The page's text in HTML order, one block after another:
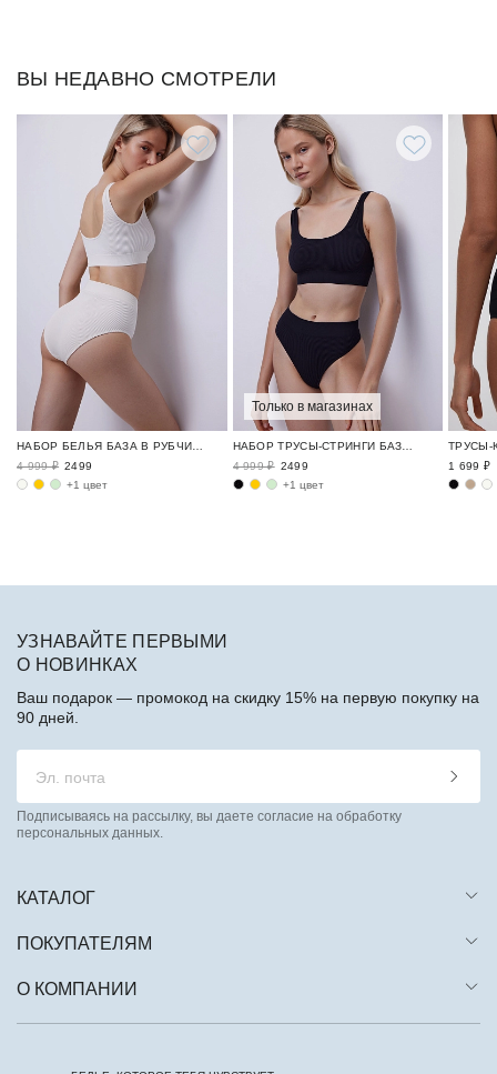
ВЫ НЕДАВНО СМОТРЕЛИ
4 999 ₽ 2499
+1 цвет
Только в магазинах
4 999 ₽ 2499
+1 цвет
1 699 ₽
КАТАЛОГ
ПОКУПАТЕЛЯМ
О КОМПАНИИ
УЗНАВАЙТЕ ПЕРВЫМИ
О НОВИНКАХ
Ваш подарок — промокод на скидку 15% на первую покупку на
90 дней.
Подписываясь на рассылку, вы даете согласие на обработку
персональных данных.